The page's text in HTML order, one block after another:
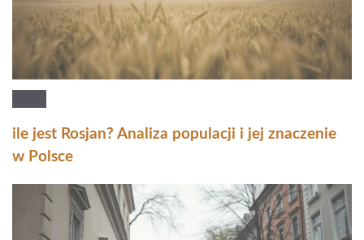
ile jest Rosjan? Analiza populacji i jej znaczenie
w Polsce